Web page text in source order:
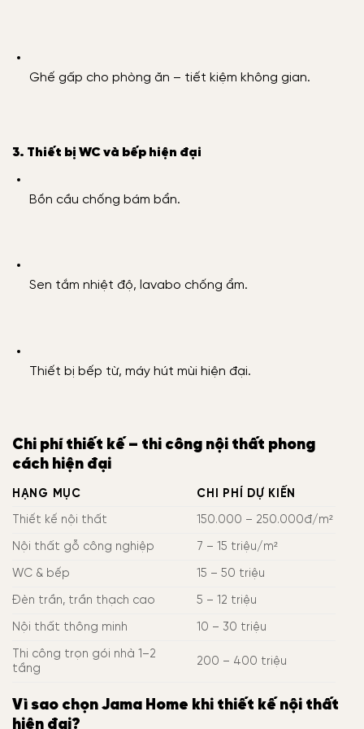
Ghế gấp cho phòng ăn – tiết kiệm không gian.
3. Thiết bị WC và bếp hiện đại
Bồn cầu chống bám bẩn.
Sen tắm nhiệt độ, lavabo chống ẩm.
Thiết bị bếp từ, máy hút mùi hiện đại.
Chi phí thiết kế – thi công nội thất phong
cách hiện đại
HẠNG MỤC
CHI PHÍ DỰ KIẾN
Thiết kế nội thất
150.000 – 250.000đ/m²
Nội thất gỗ công nghiệp 7 – 15 triệu/m²
WC & bếp 15 – 50 triệu
Đèn trần, trần thạch cao 5 – 12 triệu
Nội thất thông minh 10 – 30 triệu
Thi công trọn gói nhà 1–2
tầng
200 – 400 triệu
Vì sao chọn Jama Home khi thiết kế nội thất
hiện đại?